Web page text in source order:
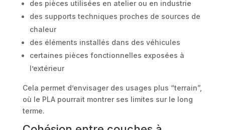
des pièces utilisées en atelier ou en industrie
des supports techniques proches de sources de
chaleur
des éléments installés dans des véhicules
certaines pièces fonctionnelles exposées à
l’extérieur
Cela permet d’envisager des usages plus “terrain”,
où le PLA pourrait montrer ses limites sur le long
terme.